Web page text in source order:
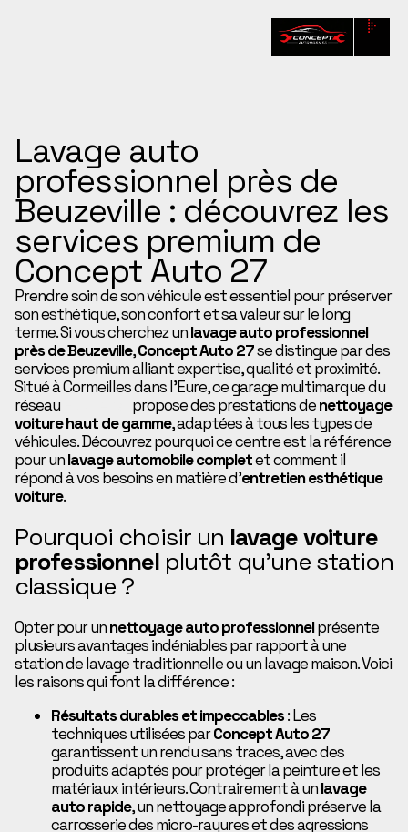
Lavage auto
professionnel près de
Beuzeville : découvrez les
services premium de
Concept Auto 27
Prendre soin de son véhicule est essentiel pour préserver
son esthétique, son confort et sa valeur sur le long
terme. Si vous cherchez unlavage auto professionnel
près de Beuzeville,Concept Auto 27se distingue par des
services premium alliant expertise, qualité et proximité.
Situé à Cormeilles dans l’Eure, ce garage multimarque du
réseau
propose des prestations denettoyage
voiture haut de gamme, adaptées à tous les types de
véhicules. Découvrez pourquoi ce centre est la référence
pour unlavage automobile completet comment il
répond à vos besoins en matière d’entretien esthétique
voiture.
Pourquoi choisir un lavage voiture
professionnel plutôt qu’une station
classique ?
Opter pour unnettoyage auto professionnelprésente
plusieurs avantages indéniables par rapport à une
station de lavage traditionnelle ou un lavage maison. Voici
les raisons qui font la différence :
Résultats durables et impeccables: Les
techniques utilisées parConcept Auto 27
garantissent un rendu sans traces, avec des
produits adaptés pour protéger la peinture et les
matériaux intérieurs. Contrairement à unlavage
auto rapide, un nettoyage approfondi préserve la
carrosserie des micro-rayures et des agressions